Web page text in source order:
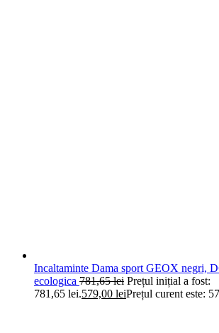
Incaltaminte Dama sport GEOX negri,
ecologica 781,65lei Prețul inițial a fost:
781,65 lei.579,00 leiPrețul curent este: